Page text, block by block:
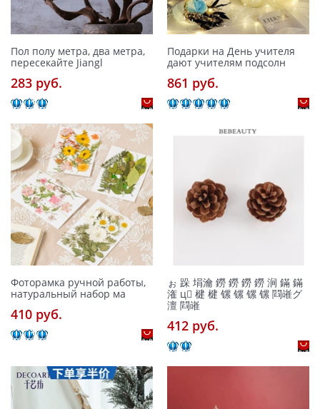
Пол полу метра, два метра,
пересекайте Jiangl
283 pуб.
Подарки на День учителя
дают учителям подсолн
861 pуб.
Фоторамка ручной работы,
натуральный набор ма
410 pуб.
ぉ 跺 埍瀹 鐒 鐒 鐒 鐒 涧 鏋 鏋
潅 ц 楗 楗 镙 镙 镙 镙 閰嶉グ
澶 閰嶉
412 pуб.